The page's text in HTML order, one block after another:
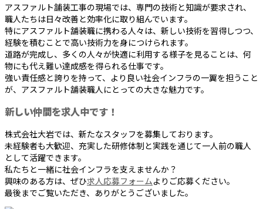
アスファルト舗装工事の現場では、専門の技術と知識が要求され、
職人たちは日々改善と効率化に取り組んでいます。
特にアスファルト舗装職に携わる人々は、新しい技術を習得しつつ、
経験を積むことで高い技術力を身につけられます。
道路が完成し、多くの人々が快適に利用する様子を見ることは、何
物にも代え難い達成感を得られる仕事です。
強い責任感と誇りを持って、より良い社会インフラの一翼を担うこと
が、アスファルト舗装職人にとっての大きな魅力です。
新しい仲間を求人中です！
株式会社大岩では、新たなスタッフを募集しております。
未経験者も大歓迎、充実した研修体制と実践を通じて一人前の職人
として活躍できます。
私たちと一緒に社会インフラを支えませんか？
興味のある方は、ぜひ求人応募フォームよりご応募ください。
最後までご覧いただき、ありがとうございました。